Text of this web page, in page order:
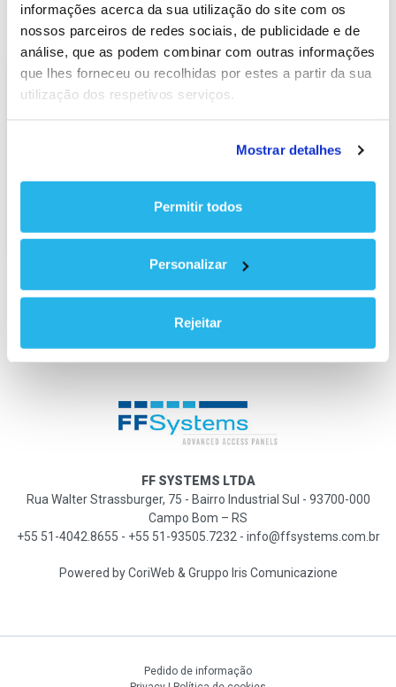
informações acerca da sua utilização do site com os
nossos parceiros de redes sociais, de publicidade e de
análise, que as podem combinar com outras informações
que lhes forneceu ou recolhidas por estes a partir da sua
utilização dos respetivos serviços.
Mostrar detalhes
Permitir todos
Personalizar
Rejeitar
FF SYSTEMS LTDA
Rua Walter Strassburger, 75 - Bairro Industrial Sul - 93700-000
Campo Bom – RS
+55 51-4042.8655 - +55 51-93505.7232 - info@ffsystems.com.br
Powered byCoriWeb & Gruppo Iris Comunicazione
Pedido de informação